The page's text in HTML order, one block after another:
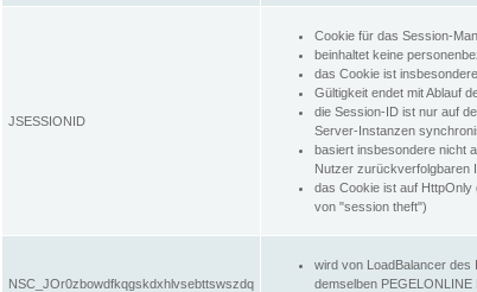
JSESSIONID
Cookie für das Session-
beinhaltet keine
das Cookie ist
Gültigkeit endet mit Ablauf
die Session-ID ist nur auf
Server-Instanzen
basiert insbesondere nicht
Nutzer zurückverfolgbaren
das Cookie ist auf
von "session theft")
NSC_JOr0zbowdfkqgskdxhlvsebttswszdq
wird von LoadBalancer des
demselben PEGELONLINE